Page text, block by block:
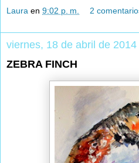
Laura en 9:02 p. m. 2
viernes, 18 de abril de 2014
ZEBRA FINCH